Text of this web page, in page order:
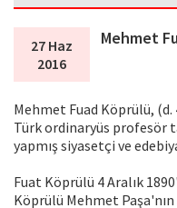
27 Haz
2016
Mehmet
Mehmet Fuad Köprülü, (d.
Türk ordinaryüs profesör
yapmış siyasetçi ve
Fuat Köprülü 4 Aralık
Köprülü Mehmet